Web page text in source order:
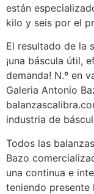
están
kilo y seis por el
El resultado de la
¡una báscula útil,
demanda! N.º en
Galeria Antonio
industria de
Todos las
Bazo
una continua e
teniendo presente